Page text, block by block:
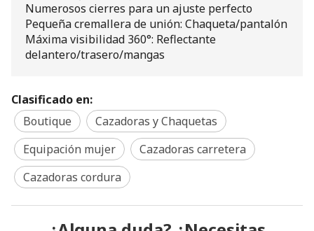
Numerosos cierres para un ajuste perfecto
Pequeña cremallera de unión: Chaqueta/pantalón
Máxima visibilidad 360°: Reflectante
delantero/trasero/mangas
Clasificado en:
Boutique
Cazadoras y Chaquetas
Equipación mujer
Cazadoras carretera
Cazadoras cordura